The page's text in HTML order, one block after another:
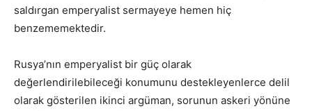
saldırgan emperyalist sermayeye hemen hiç
benzememektedir.
Rusya’nın emperyalist bir güç olarak
değerlendirilebileceği konumunu destekleyenlerce delil
olarak gösterilen ikinci argüman, sorunun askeri yönüne